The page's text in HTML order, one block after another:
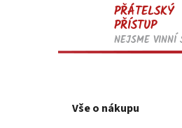
PŘÁTELSKÝ
PŘÍSTUP
NEJSME VINNÍ
Vše o nákupu